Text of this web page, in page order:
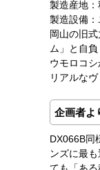
製造産地
製造設備
岡山の旧
ム」と自
ウモロコ
リアルな
企画者よ
DX066B同
ンズに最